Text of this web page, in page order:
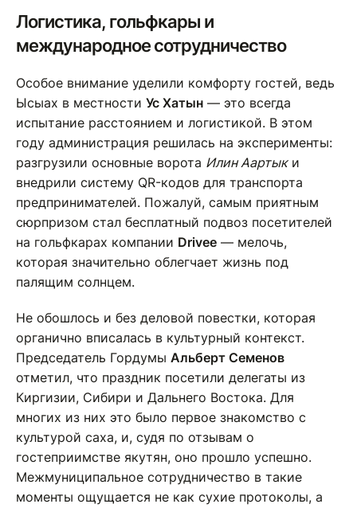
Логистика, гольфкары и
международное сотрудничество
Особое внимание уделили комфорту гостей, ведь
Ысыах в местности Ус Хатын — это всегда
испытание расстоянием и логистикой. В этом
году администрация решилась на эксперименты:
разгрузили основные ворота Илин Аартыки
внедрили систему QR-кодов для транспорта
предпринимателей. Пожалуй, самым приятным
сюрпризом стал бесплатный подвоз посетителей
на гольфкарах компании Drivee — мелочь,
которая значительно облегчает жизнь под
палящим солнцем.
Не обошлось и без деловой повестки, которая
органично вписалась в культурный контекст.
Председатель Гордумы Альберт Семенов
отметил, что праздник посетили делегаты из
Киргизии, Сибири и Дальнего Востока. Для
многих из них это было первое знакомство с
культурой саха, и, судя по отзывам о
гостеприимстве якутян, оно прошло успешно.
Межмуниципальное сотрудничество в такие
моменты ощущается не как сухие протоколы, а